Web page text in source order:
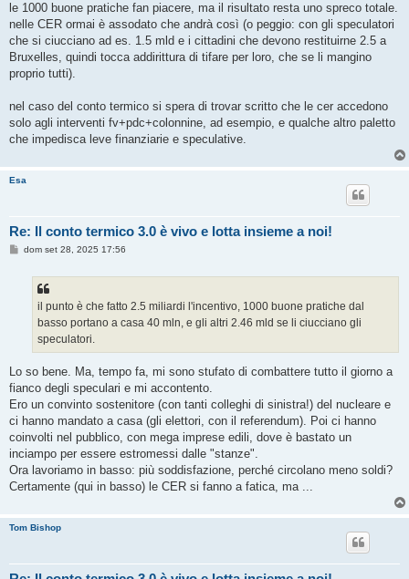
le 1000 buone pratiche fan piacere, ma il risultato resta uno spreco totale.
nelle CER ormai è assodato che andrà così (o peggio: con gli speculatori
che si ciucciano ad es. 1.5 mld e i cittadini che devono restituirne 2.5 a
Bruxelles, quindi tocca addirittura di tifare per loro, che se li mangino
proprio tutti).
nel caso del conto termico si spera di trovar scritto che le cer accedono
solo agli interventi fv+pdc+colonnine, ad esempio, e qualche altro paletto
che impedisca leve finanziarie e speculative.
Esa
Re: Il conto termico 3.0 è vivo e lotta insieme a noi!
Mdom set 28, 2025 17:56
il punto è che fatto 2.5 miliardi l'incentivo, 1000 buone pratiche dal
basso portano a casa 40 mln, e gli altri 2.46 mld se li ciucciano gli
speculatori.
Lo so bene. Ma, tempo fa, mi sono stufato di combattere tutto il giorno a
fianco degli speculari e mi accontento.
Ero un convinto sostenitore (con tanti colleghi di sinistra!) del nucleare e
ci hanno mandato a casa (gli elettori, con il referendum). Poi ci hanno
coinvolti nel pubblico, con mega imprese edili, dove è bastato un
inciampo per essere estromessi dalle "stanze".
Ora lavoriamo in basso: più soddisfazione, perché circolano meno soldi?
Certamente (qui in basso) le CER si fanno a fatica, ma ...
Tom Bishop